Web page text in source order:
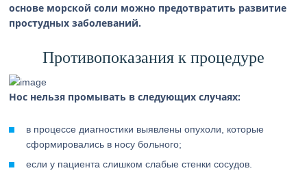
основе морской соли можно предотвратить развитие
простудных заболеваний.
Противопоказания к процедуре
Нос нельзя промывать в следующих случаях:
в процессе диагностики выявлены опухоли, которые
сформировались в носу больного;
если у пациента слишком слабые стенки сосудов.